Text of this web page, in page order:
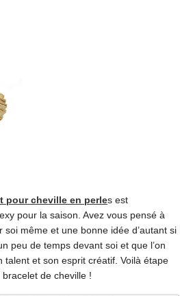
pour cheville en perles est
pour la saison. Avez vous pensé à
même et une bonne idée d’autant si
peu de temps devant soi et que l’on
talent et son esprit créatif. Voilà étape
de cheville !